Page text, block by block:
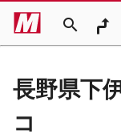
search
長野県下
コ